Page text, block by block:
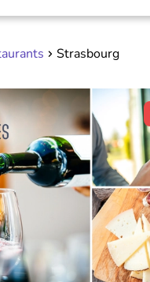
Strasbourg